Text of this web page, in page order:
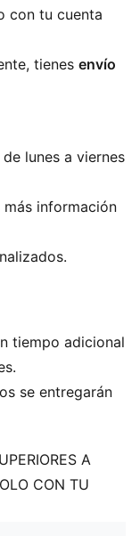
que la botella
para facilitar
l)
2 %
con tu cuenta
tienes envío
lunes a viernes
información
tiempo adicional
se entregarán
A
CON TU